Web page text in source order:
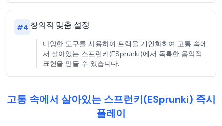
#4 창의적 맞춤 설정
다양한 도구를 사용하여 트랙을 개인화하여 고통 속에
서 살아있는 스프런키(ESprunki)에서 독특한 음악적
표현을 만들 수 있습니다.
고통 속에서 살아있는 스프런키(ESprunki) 즉시
플레이